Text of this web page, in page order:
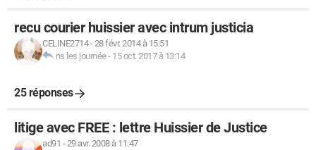
recu courier huissier avec intrum justicia
CELINE2714-28 févr. 2014 à 15:51
ns les journée- 15 oct. 2017 à 13:14
25 réponses
litige avec FREE : lettre Huissier de Justice
ad91 -29 avr. 2008 à 11:47